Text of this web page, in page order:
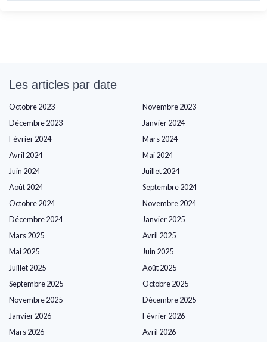
Les articles par date
Octobre 2023
Novembre 2023
Décembre 2023
Janvier 2024
Février 2024
Mars 2024
Avril 2024
Mai 2024
Juin 2024
Juillet 2024
Août 2024
Septembre 2024
Octobre 2024
Novembre 2024
Décembre 2024
Janvier 2025
Mars 2025
Avril 2025
Mai 2025
Juin 2025
Juillet 2025
Août 2025
Septembre 2025
Octobre 2025
Novembre 2025
Décembre 2025
Janvier 2026
Février 2026
Mars 2026
Avril 2026